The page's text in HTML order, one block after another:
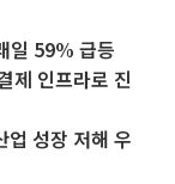
일 59% 급등
제 인프라로 진
성장 저해 우